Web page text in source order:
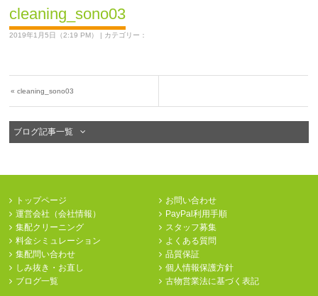
cleaning_sono03
2019年1月5日（2:19 PM） | カテゴリー：
«cleaning_sono03
ブログ記事一覧
トップページ
運営会社（会社情報）
集配クリーニング
料金シミュレーション
集配問い合わせ
しみ抜き・お直し
ブログ一覧
お問い合わせ
PayPal利用手順
スタッフ募集
よくある質問
品質保証
個人情報保護方針
古物営業法に基づく表記